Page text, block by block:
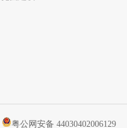
粤公网安备 44030402006129